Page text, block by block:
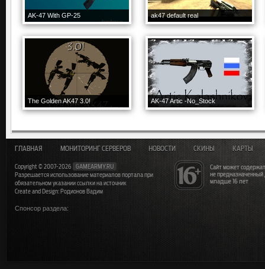
AK-47 With GP-25 ak47 default real
The Golden AK47 3.0! AK-47 Artic -No_Stock
Сайт может
не
младше 16 лет
ГЛАВНАЯ МОНИТОРИНГ СЕРВЕРОВ НОВОСТИ СКИНЫ КАРТЫ
Copyright © 2007-2026
GAMEARMY.RU
Разрешается использование материалов портала при
обязательном указании ссылки на источник
Create and Design: Родионов Вадим
Спонсор раздела: